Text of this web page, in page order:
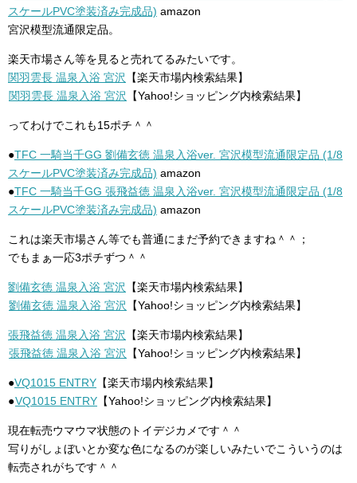
スケールPVC塗装済み完成品) amazon
宮沢模型流通限定品。
楽天市場さん等を見ると売れてるみたいです。
関羽雲長 温泉入浴 宮沢
【楽天市場内検索結果】
関羽雲長 温泉入浴 宮沢
【Yahoo!ショッピング内検索結果】
ってわけでこれも15ポチ＾＾
●TFC 一騎当千GG 劉備玄徳 温泉入浴ver. 宮沢模型流通限定品 (1/8
スケールPVC塗装済み完成品) amazon
●TFC 一騎当千GG 張飛益徳 温泉入浴ver. 宮沢模型流通限定品 (1/8
スケールPVC塗装済み完成品) amazon
これは楽天市場さん等でも普通にまだ予約できますね＾＾；
でもまぁ一応3ポチずつ＾＾
劉備玄徳 温泉入浴 宮沢
【楽天市場内検索結果】
劉備玄徳 温泉入浴 宮沢
【Yahoo!ショッピング内検索結果】
張飛益徳 温泉入浴 宮沢
【楽天市場内検索結果】
張飛益徳 温泉入浴 宮沢
【Yahoo!ショッピング内検索結果】
●VQ1015 ENTRY 【楽天市場内検索結果】
●VQ1015 ENTRY 【Yahoo!ショッピング内検索結果】
現在転売ウマウマ状態のトイデジカメです＾＾
写りがしょぼいとか変な色になるのが楽しいみたいでこういうのは
転売されがちです＾＾